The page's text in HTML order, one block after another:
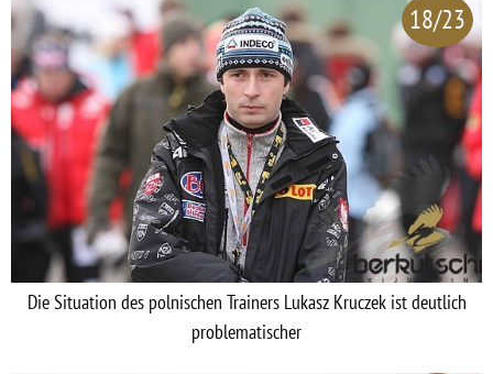
18/23
Die Situation des polnischen Trainers Lukasz Kruczek ist deutlich
problematischer